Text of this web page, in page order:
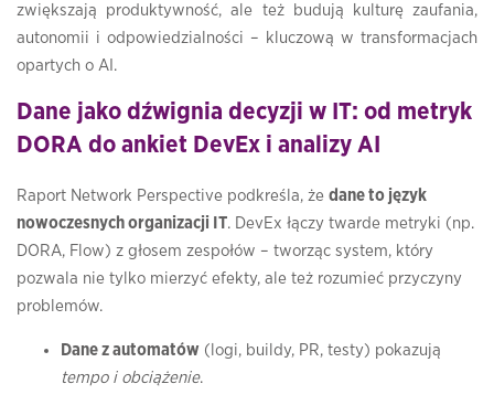
zwiększają produktywność, ale też budują kulturę zaufania,
autonomii i odpowiedzialności – kluczową w transformacjach
opartych o AI.
Dane jako dźwignia decyzji w IT: od metryk
DORA do ankiet DevEx i analizy AI
Raport Network Perspective podkreśla, że dane to język
nowoczesnych organizacji IT. DevEx łączy twarde metryki (np.
DORA, Flow) z głosem zespołów – tworząc system, który
pozwala nie tylko mierzyć efekty, ale też rozumieć przyczyny
problemów.
Dane z automatów (logi, buildy, PR, testy) pokazują
tempo i obciążenie.